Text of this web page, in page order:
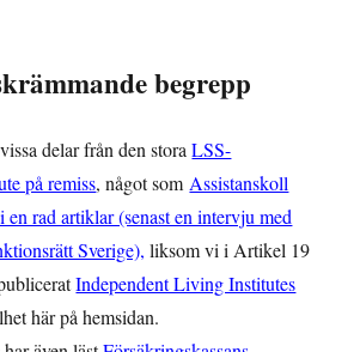
begrepp
delar från den storaLSS-
på remiss, något som Assistanskoll
rad artiklar (senast en intervju med
Sverige), liksom vi i Artikel 19
Independent Living Institutes
här på hemsidan.